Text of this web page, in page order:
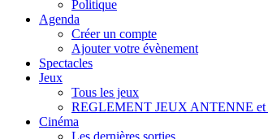
Politique
Agenda
Créer un compte
Ajouter votre évènement
Spectacles
Jeux
Tous les jeux
REGLEMENT JEUX ANTENNE
Cinéma
Les dernières sorties